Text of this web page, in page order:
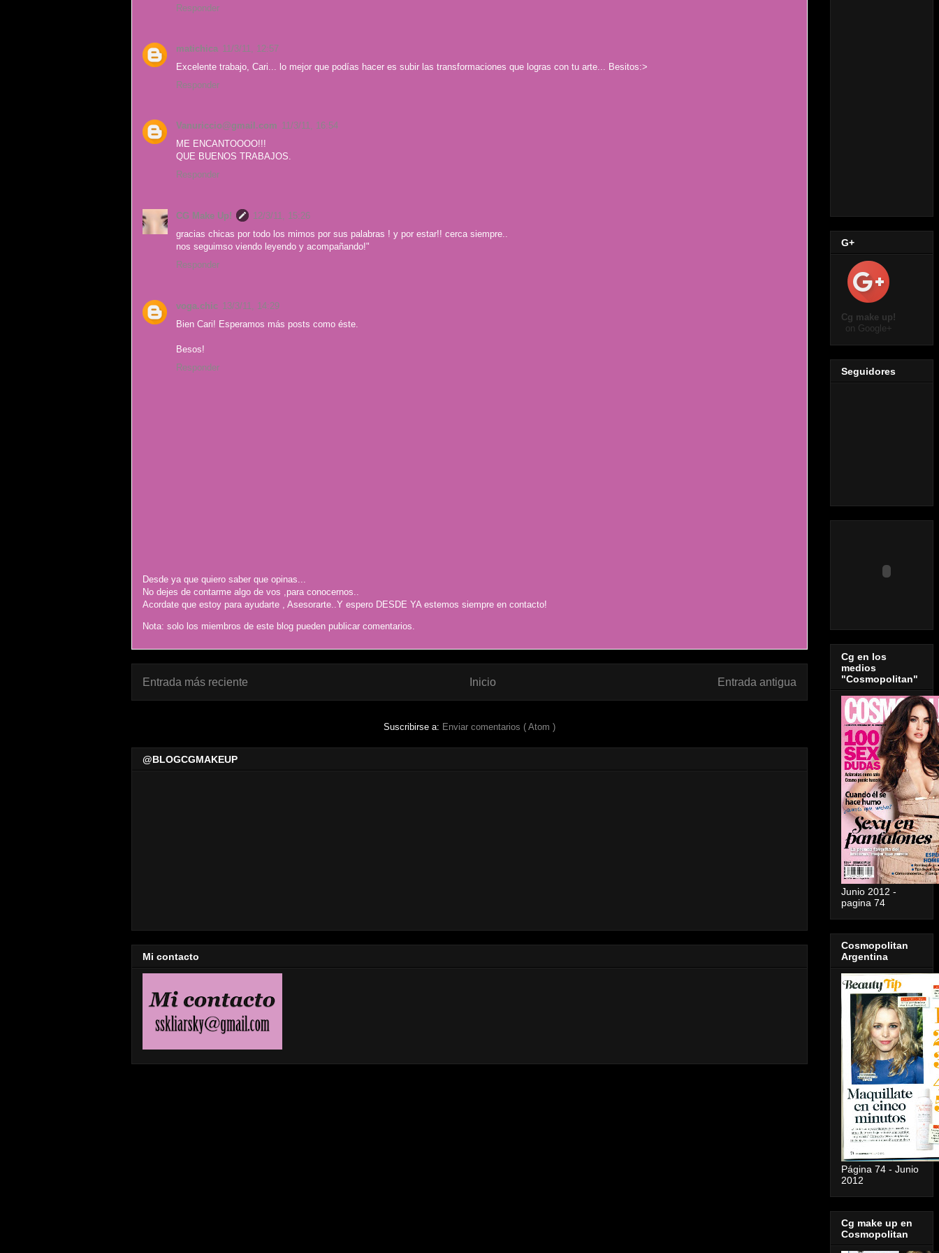
Responder
matichica 11/3/11, 12:57
Excelente trabajo, Cari... lo mejor que podías hacer es subir las transformaciones que logras con tu arte... Besitos:>
Responder
Vanuriccio@gmail.com 11/3/11, 16:54
ME ENCANTOOOO!!!
QUE BUENOS TRABAJOS.
Responder
CG Make Up!
12/3/11, 15:26
gracias chicas por todo los mimos por sus palabras ! y por estar!! cerca siempre..
nos seguimso viendo leyendo y acompañando!"
Responder
voga.chic 13/3/11, 14:29
Bien Cari! Esperamos más posts como éste.
Besos!
Responder
Desde ya que quiero saber que opinas...
No dejes de contarme algo de vos ,para conocernos..
Acordate que estoy para ayudarte , Asesorarte..Y espero DESDE YA estemos siempre en contacto!
Nota: solo los miembros de este blog pueden publicar comentarios.
Entrada más reciente Entrada antigua
Inicio
Suscribirse a: Enviar comentarios ( Atom )
@BLOGCGMAKEUP
Mi contacto
G+
Cg make up!
on Google+
Seguidores
Cg en los
medios
"Cosmopolitan"
Junio 2012 -
pagina 74
Cosmopolitan
Argentina
Página 74 - Junio
2012
Cg make up en
Cosmopolitan